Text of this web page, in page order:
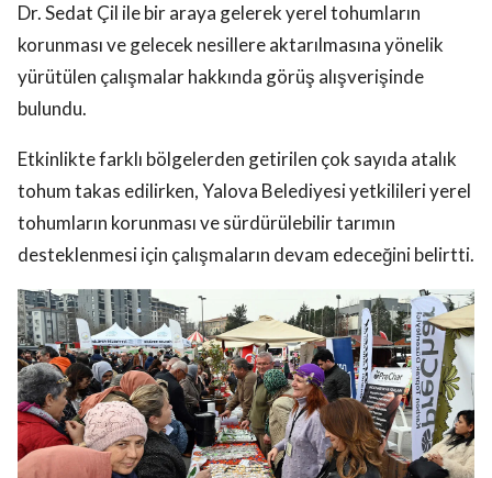
Dr. Sedat Çil ile bir araya gelerek yerel tohumların
korunması ve gelecek nesillere aktarılmasına yönelik
yürütülen çalışmalar hakkında görüş alışverişinde
bulundu.
Etkinlikte farklı bölgelerden getirilen çok sayıda atalık
tohum takas edilirken, Yalova Belediyesi yetkilileri yerel
tohumların korunması ve sürdürülebilir tarımın
desteklenmesi için çalışmaların devam edeceğini belirtti.